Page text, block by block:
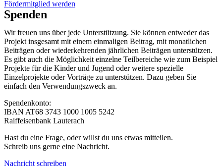
Fördermitglied werden
Spenden
Wir freuen uns über jede Unterstützung. Sie können entweder das
Projekt insgesamt mit einem einmaligen Beitrag, mit monatlichen
Beiträgen oder wiederkehrenden jährlichen Beiträgen unterstützen.
Es gibt auch die Möglichkeit einzelne Teilbereiche wie zum Beispiel
Projekte für die Kinder und Jugend oder weitere spezielle
Einzelprojekte oder Vorträge zu unterstützen. Dazu geben Sie
einfach den Verwendungszweck an.
Spendenkonto:
IBAN AT68 3743 1000 1005 5242
Raiffeisenbank Lauterach
Hast du eine Frage, oder willst du uns etwas mitteilen.
Schreib uns gerne eine Nachricht.
Nachricht schreiben